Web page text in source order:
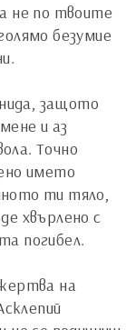
не по твоите
безумие
защото
и аз
Точно
името
ти тяло,
хвърлено с
погибел.
на